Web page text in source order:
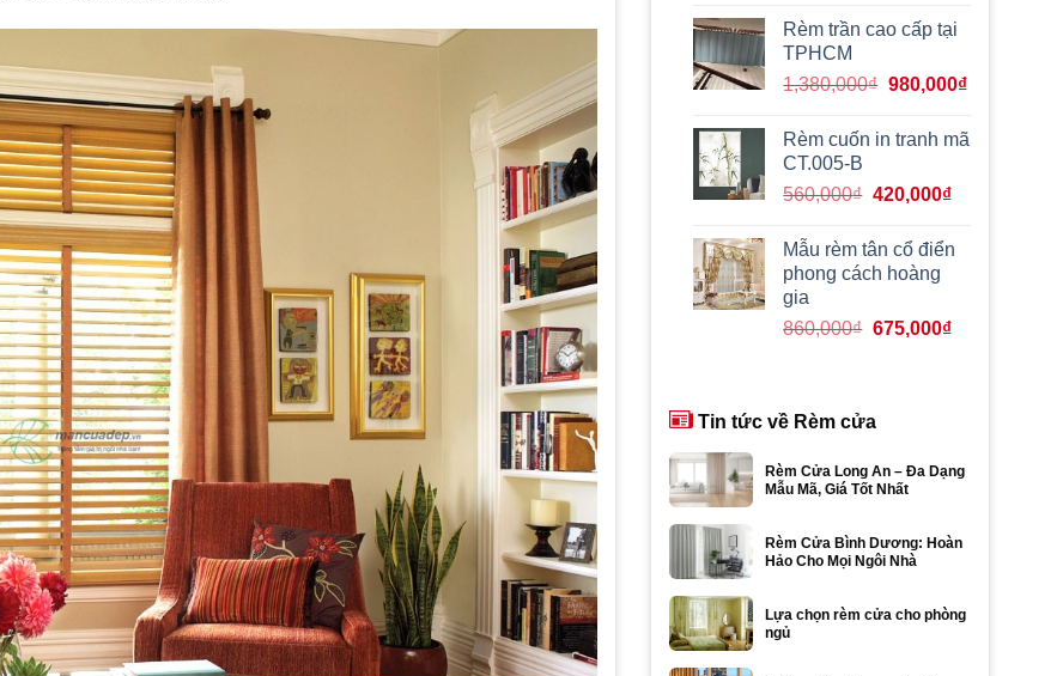
là:
tại
580,000₫.
Rèm trần cao cấp tại
TPHCM
1,380,000₫ Giá
là:
980,000₫Giá
tại
Rèm cuốn in tranh mã
CT.005-B
560,000₫ Giá
là:
560,000₫.
420,000₫Giá
tại
Mẫu rèm tân cổ điển
phong cách hoàng
gia
860,000₫ Giá
675,000₫Giá
Tin tức về Rèm cửa
Rèm Cửa Long An – Đa Dạng
Mẫu Mã, Giá Tốt Nhất
Rèm Cửa Bình Dương: Hoàn
Hảo Cho Mọi Ngôi Nhà
Lựa chọn rèm cửa cho phòng
ngủ